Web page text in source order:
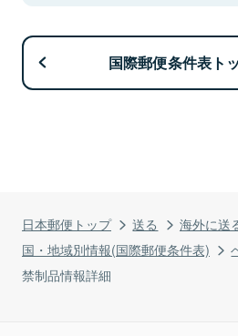
日本郵便トップ 送る
海外に送
国・地域別情報(国際郵便条件表)
禁制品情報詳細
国際郵便条件表ト